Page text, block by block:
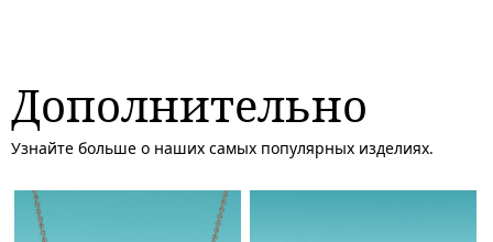
Дополнительно
Узнайте больше о наших самых популярных изделиях.